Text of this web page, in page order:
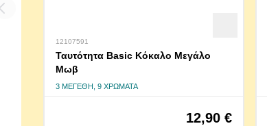
12107591
Ταυτότητα Basic Κόκαλο Μεγάλο
Μωβ
3 ΜΕΓΈΘΗ, 9 ΧΡΏΜΑΤΑ
12,90 €